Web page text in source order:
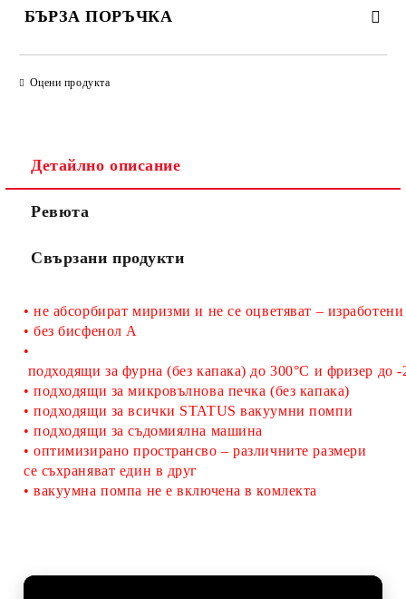
БЪРЗА ПОРЪЧКА
Съгласен съм с
Ние ще се свържем с вас в рамките на работния ден.
Оцени продукта
Детайлно описание
Ревюта
Свързани продукти
•не абсорбират миризми и не се оцветяват –
•без бисфенол A
•
подходящи за фурна (без капака) до 300°С и фризер до -
• подходящи за микровълнова печка(без капака)
• подходящи за всички STATUS вакуумни помпи
• подходящи за съдомиялна машина
• оптимизирано пространсво –различните размери
се съхраняват един в друг
• вакуумна помпа не е включена в комлекта